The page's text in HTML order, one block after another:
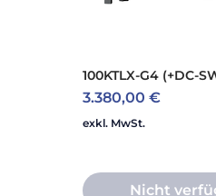
100KTLX-G4 (+DC-
Preis
3.380,00 €
exkl. MwSt.
Nicht